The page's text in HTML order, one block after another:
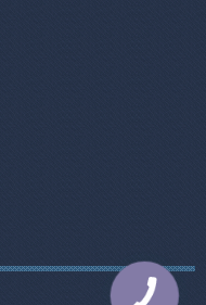
КНОПКА
СВЯЗИ